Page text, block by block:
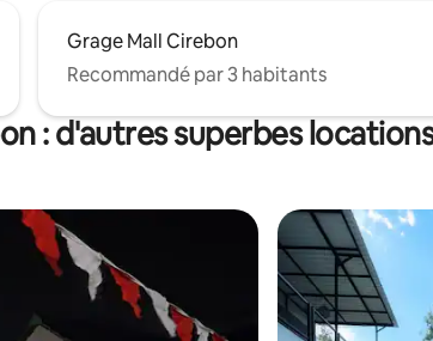
Grage Mall Cirebon
Recommandé par 3 habitants
: d'autres superbes